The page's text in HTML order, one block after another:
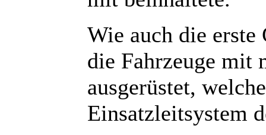
Wie auch die
die Fahrzeuge mit
ausgerüstet,
Einsatzleitsystem